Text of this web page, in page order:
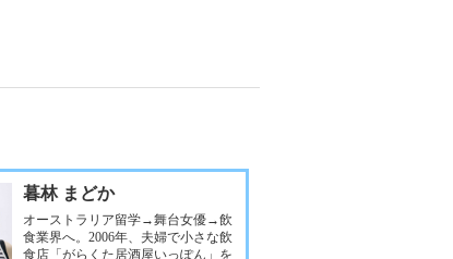
暮林 まどか
オーストラリア留学→舞台女優→飲
食業界へ。2006年、夫婦で小さな飲
食店「がらくた居酒屋いっぽん」を